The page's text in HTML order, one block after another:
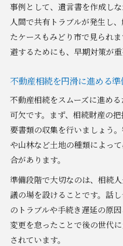
相続人間で納得でき
生前からできる不動産相
生前に備える不動産
生前贈与を活用した
不動産相続を有利に
家族信託や遺言書作
備
専門家の役割を見極める
不動産相続に関わる
専門家選びで失敗し
ント
司法書士・税理士・
不動産相続で相談
事例として、遺言書を作成し
人間で共有トラブルが発生し
たケースもみどり市で見られ
避するためにも、早期対策が重
不動産相続を円滑に進める準
不動産相続をスムーズに進め
可欠です。まず、相続財産の
要書類の収集を行いましょう
や山林など土地の種類によっ
合があります。
準備段階で大切なのは、相続
議の場を設けることです。話
のトラブルや手続き遅延の原
変更を怠ったことで後の世代
されています。